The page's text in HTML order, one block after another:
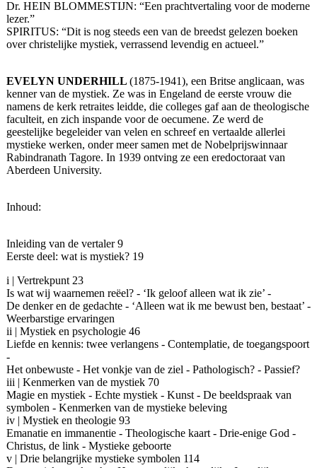
Dr. HEIN BLOMMESTIJN: “Een prachtvertaling voor de moderne
lezer.”
SPIRITUS: “Dit is nog steeds een van de breedst gelezen boeken
over christelijke mystiek, verrassend levendig en actueel.”
EVELYN UNDERHILL (1875-1941), een Britse anglicaan, was
kenner van de mystiek. Ze was in Engeland de eerste vrouw die
namens de kerk retraites leidde, die colleges gaf aan de theologische
faculteit, en zich inspande voor de oecumene. Ze werd de
geestelijke begeleider van velen en schreef en vertaalde allerlei
mystieke werken, onder meer samen met de Nobelprijswinnaar
Rabindranath Tagore. In 1939 ontving ze een eredoctoraat van
Aberdeen University.
Inhoud:
Inleiding van de vertaler 9
Eerste deel: wat is mystiek? 19
i | Vertrekpunt 23
Is wat wij waarnemen reëel? - ‘Ik geloof alleen wat ik zie’ -
De denker en de gedachte - ‘Alleen wat ik me bewust ben, bestaat’ -
Weerbarstige ervaringen
ii | Mystiek en psychologie 46
Liefde en kennis: twee verlangens - Contemplatie, de toegangspoort
-
Het onbewuste - Het vonkje van de ziel - Pathologisch? - Passief?
iii | Kenmerken van de mystiek 70
Magie en mystiek - Echte mystiek - Kunst - De beeldspraak van
symbolen - Kenmerken van de mystieke beleving
iv | Mystiek en theologie 93
Emanatie en immanentie - Theologische kaart - Drie-enige God -
Christus, de link - Mystieke geboorte
v | Drie belangrijke mystieke symbolen 114